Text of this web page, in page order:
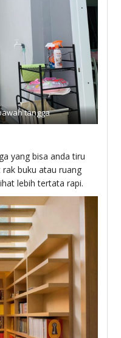
tangga
yang bisa anda tiru
buku atau ruang
lebih tertata rapi.